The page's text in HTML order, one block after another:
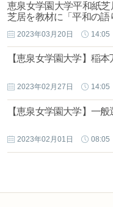
恵泉女学園大学平和紙
芝居を教材に「平和の語
2023年03月20日 14:05
【恵泉女学園大学】稲
2023年02月27日 14:05
【恵泉女学園大学】一
2023年02月01日 08:05